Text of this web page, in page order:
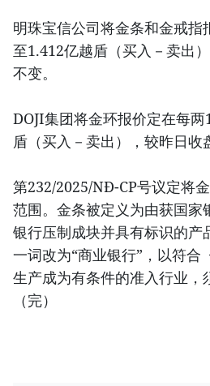
明珠宝信公司将金条和金戒指
至1.412亿越盾（买入－卖出
不变。
DOJI集团将金环报价定在每
盾（买入－卖出），较昨日收
第232/2025/NĐ-CP号议定将
范围。金条被定义为由获国家
银行压制成块并具有标识的产
一词改为“商业银行”，以符合
生产成为有条件的准入行业，
（完）